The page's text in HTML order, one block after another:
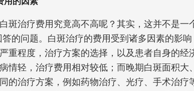
斑治疗费用究竟高不高呢？其实，这并不是一
答的问题。白斑治疗的费用受到诸多因素的影
重程度，治疗方案的选择，以及患者自身的经
情轻，治疗费用相对较低；而晚期白斑面积大
的治疗方案，例如药物治疗、光疗、手术治疗